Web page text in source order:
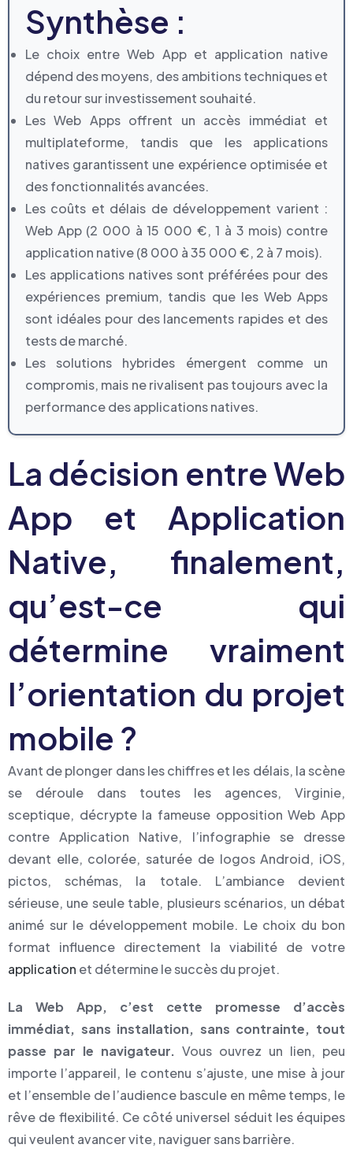
Synthèse :
Le choix entre Web App et application native
dépend des moyens, des ambitions techniques et
du retour sur investissement souhaité.
Les Web Apps offrent un accès immédiat et
multiplateforme, tandis que les applications
natives garantissent une expérience optimisée et
des fonctionnalités avancées.
Les coûts et délais de développement varient :
Web App (2 000 à 15 000 €, 1 à 3 mois) contre
application native (8 000 à 35 000 €, 2 à 7 mois).
Les applications natives sont préférées pour des
expériences premium, tandis que les Web Apps
sont idéales pour des lancements rapides et des
tests de marché.
Les solutions hybrides émergent comme un
compromis, mais ne rivalisent pas toujours avec la
performance des applications natives.
La décision entre Web
App et Application
Native, finalement,
qu’est-ce qui
détermine vraiment
l’orientation du projet
mobile ?
Avant de plonger dans les chiffres et les délais, la scène
se déroule dans toutes les agences, Virginie,
sceptique, décrypte la fameuse opposition Web App
contre Application Native, l’infographie se dresse
devant elle, colorée, saturée de logos Android, iOS,
pictos, schémas, la totale. L’ambiance devient
sérieuse, une seule table, plusieurs scénarios, un débat
animé sur le développement mobile. Le choix du bon
format influence directement la viabilité de votre
application et détermine le succès du projet.
La Web App, c’est cette promesse d’accès
immédiat, sans installation, sans contrainte, tout
passe par le navigateur. Vous ouvrez un lien, peu
importe l’appareil, le contenu s’ajuste, une mise à jour
et l’ensemble de l’audience bascule en même temps, le
rêve de flexibilité. Ce côté universel séduit les équipes
qui veulent avancer vite, naviguer sans barrière.